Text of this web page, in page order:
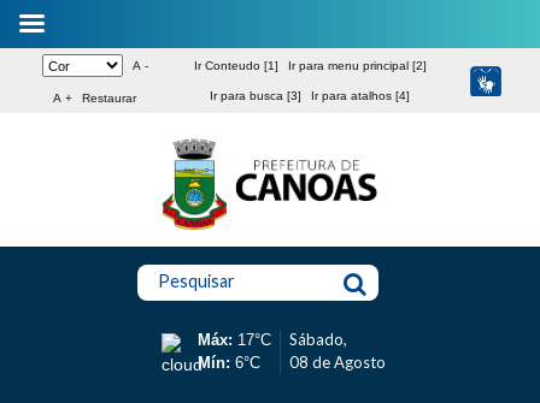
A -
A + Restaurar
Ir Conteudo [1] Ir para menu principal [2]
Ir para busca [3] Ir para atalhos [4]
Pesquisar
Máx: 17°C
Mín: 6°C
Sábado,
08 de Agosto